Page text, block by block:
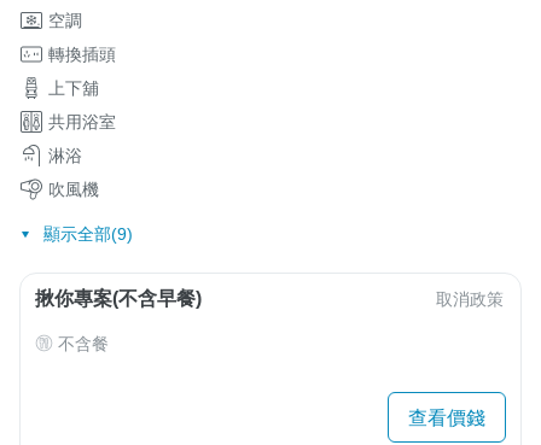
空調
轉換插頭
上下舖
共用浴室
淋浴
吹風機
顯示全部(9)
揪你專案(不含早餐) 取消政策
不含餐
查看價錢